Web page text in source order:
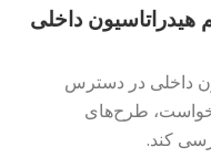
هیدراتاسیون داخلی
داخلی در دسترس
طرح‌های
کند.